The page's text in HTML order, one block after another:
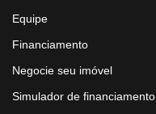
Equipe
Financiamento
Negocie seu imóvel
Simulador de financiamento